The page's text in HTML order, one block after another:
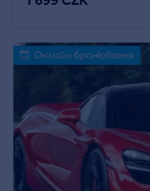
Онлайн бронювання